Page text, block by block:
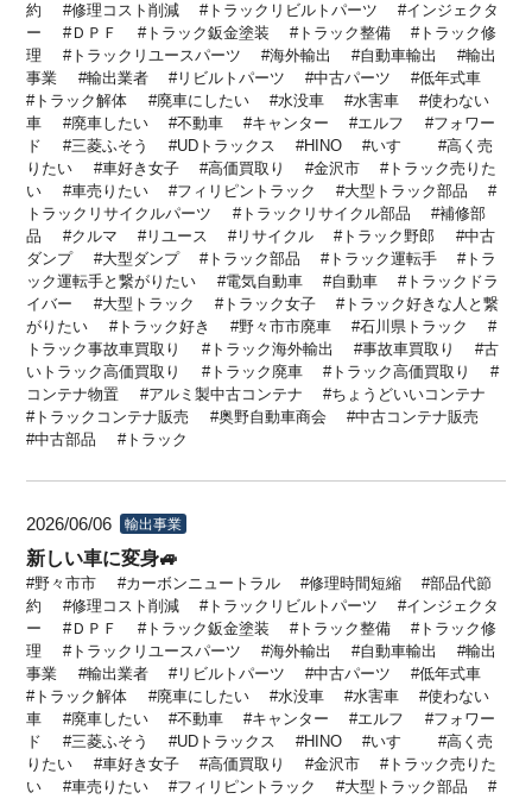
約
修理コスト削減 トラックリビルトパーツ
インジェクタ
ー
ＤＰＦ トラック鈑金塗装 トラック整備
トラック修
理
トラックリユースパーツ 海外輸出 自動車輸出
輸出
事業
輸出業者 リビルトパーツ 中古パーツ
低年式車
トラック解体
廃車にしたい 水没車 水害車
使わない
車
廃車したい 不動車 キャンター エルフ
フォワー
ド
三菱ふそう UDトラックス HINO いすゞ
高く売
りたい
車好き女子 高価買取り 金沢市
トラック売りた
い
車売りたい フィリピントラック
大型トラック部品
トラックリサイクルパーツ
トラックリサイクル部品
補修部
品
クルマ リユース リサイクル トラック野郎
中古
ダンプ
大型ダンプ トラック部品 トラック運転手
トラ
ック運転手と繋がりたい
電気自動車 自動車
トラックドラ
イバー
大型トラック トラック女子
トラック好きな人と繋
がりたい
トラック好き 野々市市廃車
石川県トラック
トラック事故車買取り
トラック海外輸出 事故車買取り
古
いトラック高価買取り
トラック廃車
トラック高価買取り
コンテナ物置
アルミ製中古コンテナ
ちょうどいいコンテナ
トラックコンテナ販売
奥野自動車商会
中古コンテナ販売
中古部品
トラック
2026/06/06 輸出事業
新しい車に変身🚙
野々市市 カーボンニュートラル 修理時間短縮
部品代節
約
修理コスト削減 トラックリビルトパーツ
インジェクタ
ー
ＤＰＦ トラック鈑金塗装 トラック整備
トラック修
理
トラックリユースパーツ 海外輸出 自動車輸出
輸出
事業
輸出業者 リビルトパーツ 中古パーツ
低年式車
トラック解体
廃車にしたい 水没車 水害車
使わない
車
廃車したい 不動車 キャンター エルフ
フォワー
ド
三菱ふそう UDトラックス HINO いすゞ
高く売
りたい
車好き女子 高価買取り 金沢市
トラック売りた
い
車売りたい フィリピントラック
大型トラック部品